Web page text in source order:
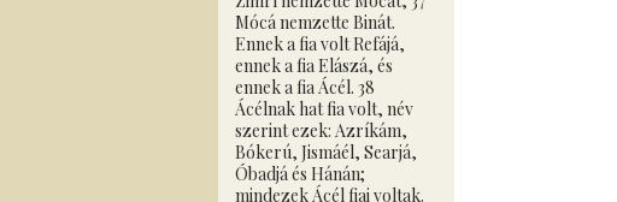
Mócá nemzette Binát.
Ennek a fia volt Refájá,
ennek a fia Elászá, és
ennek a fia Ácél. 38
Ácélnak hat fia volt, név
szerint ezek: Azríkám,
Bókerú, Jismáél, Searjá,
Óbadjá és Hánán;
mindezek Ácél fiai voltak.